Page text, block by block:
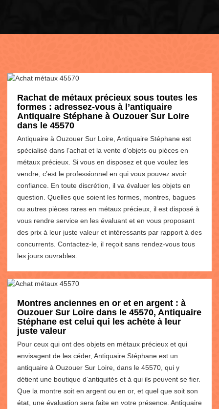
Rachat de métaux précieux sous toutes les
formes : adressez-vous à l’antiquaire
Antiquaire Stéphane à Ouzouer Sur Loire
dans le 45570
Antiquaire à Ouzouer Sur Loire, Antiquaire Stéphane est
spécialisé dans l’achat et la vente d’objets ou pièces en
métaux précieux. Si vous en disposez et que voulez les
vendre, c’est le professionnel en qui vous pouvez avoir
confiance. En toute discrétion, il va évaluer les objets en
question. Quelles que soient les formes, montres, bagues
ou autres pièces rares en métaux précieux, il est disposé à
vous rendre service en les évaluant et en vous proposant
des prix à leur juste valeur et intéressants par rapport à des
concurrents. Contactez-le, il reçoit sans rendez-vous tous
les jours ouvrables.
Montres anciennes en or et en argent : à
Ouzouer Sur Loire dans le 45570, Antiquaire
Stéphane est celui qui les achète à leur
juste valeur
Pour ceux qui ont des objets en métaux précieux et qui
envisagent de les céder, Antiquaire Stéphane est un
antiquaire à Ouzouer Sur Loire, dans le 45570, qui y
détient une boutique d’antiquités et à qui ils peuvent se fier.
Que la montre soit en argent ou en or, et quel que soit son
état, une évaluation sera faite en votre présence. Antiquaire